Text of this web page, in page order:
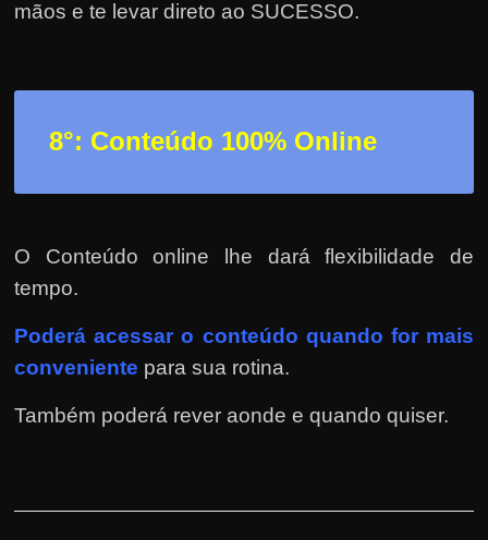
mãos e te levar direto ao SUCESSO.
8°: Conteúdo 100% Online
O Conteúdo online lhe dará flexibilidade de
tempo.
Poderá acessar o conteúdo quando for mais
conveniente para sua rotina.
Também poderá rever aonde e quando quiser.